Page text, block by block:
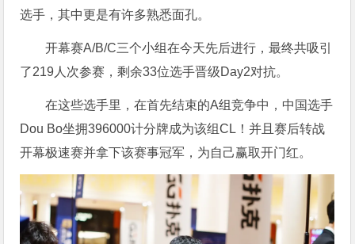
选手，其中更是有许多熟悉面孔。
开幕赛A/B/C三个小组在今天先后进行，最终共吸引
了219人次参赛，剩余33位选手晋级Day2对抗。
在这些选手里，在首先结束的A组竞争中，中国选手
Dou Bo坐拥396000计分牌成为该组CL！并且赛后转战
开幕极速赛并拿下该赛事冠军，为自己赢取开门红。